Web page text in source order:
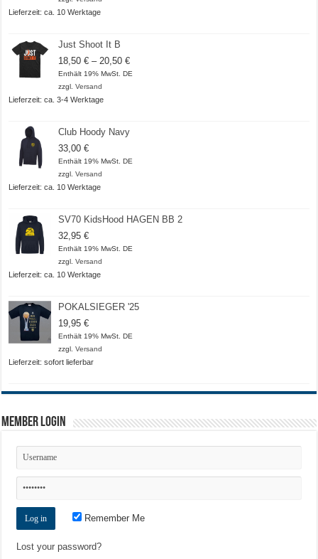
Lieferzeit: ca. 10 Werktage
Just Shoot It B
18,50€ – 20,50€Preisspanne:
18,50 €
Enthält 19% MwSt. DE
zzgl.Versand
Lieferzeit: ca. 3-4 Werktage
Club Hoody Navy
33,00€
Enthält 19% MwSt. DE
zzgl.Versand
Lieferzeit: ca. 10 Werktage
SV70 KidsHood HAGEN BB 2
32,95€
Enthält 19% MwSt. DE
zzgl.Versand
Lieferzeit: ca. 10 Werktage
POKALSIEGER '25
19,95€
Enthält 19% MwSt. DE
zzgl.Versand
Lieferzeit: sofort lieferbar
Member Login
Remember Me
Lost your password?